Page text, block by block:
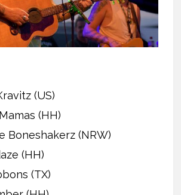
(US)
(HH)
Boneshakerz (NRW)
(HH)
(TX)